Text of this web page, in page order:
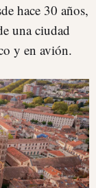
hace 30 años,
una ciudad
y en avión.